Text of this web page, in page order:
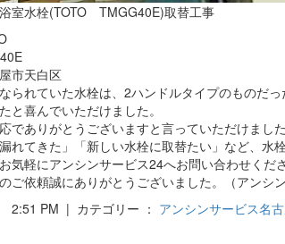
室水栓(TOTO TMGG40E)取替工事
市天白区
られていた水栓は、2ハンドルタイプのものだっ
と喜んでいただけました。
でありがとうございますと言っていただけまし
漏れてきた」「新しい水栓に取替たい」など、水
気軽にアンシンサービス24へお問い合わせくださ
ご依頼誠にありがとうございました。（アンシ
2:51 PM | カテゴリー ： アンシンサービス名